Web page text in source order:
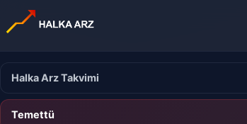
Halka Arz Takvimi
Temettü